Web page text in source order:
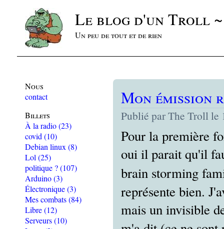
Le blog d'un Troll
Un peu de tout et de rien
Nous
contact
Billets
À la radio(23)
covid (10)
Debian linux (8)
Lol (25)
politique ?(107)
Arduino(3)
Électronique(3)
Mes combats(84)
Libre(12)
Serveurs(10)
Mon émission
Publié par The Troll le
Pour la première
oui il parait qu'il
brain storming
représente bien.
mais un invisible